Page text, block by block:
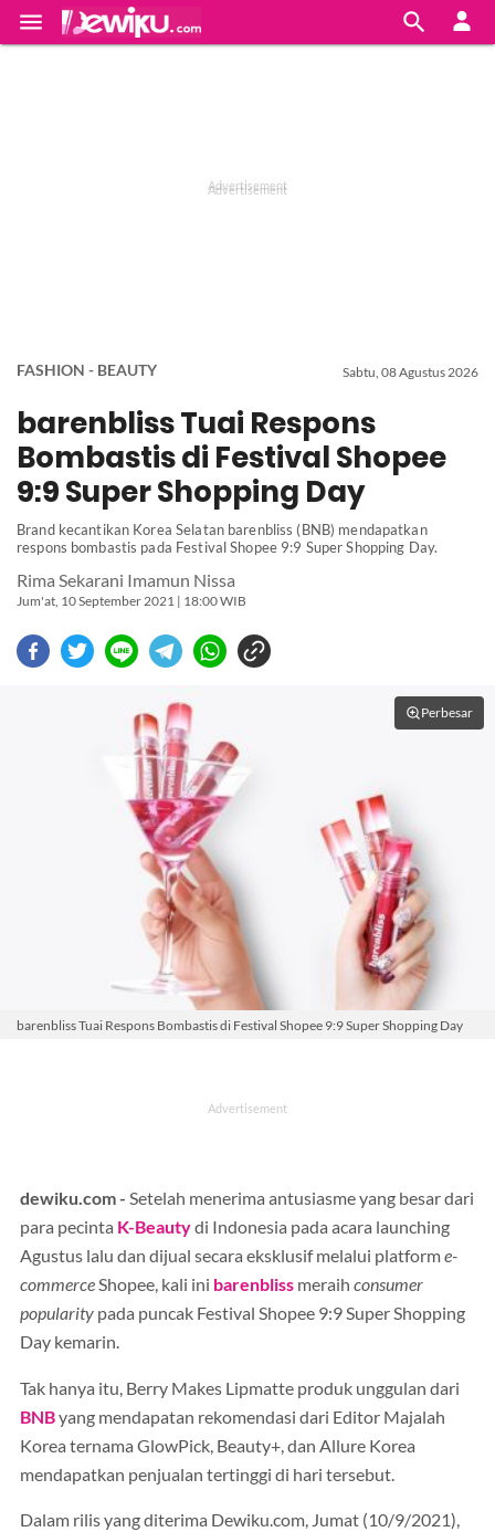
 
FASHION - BEAUTY Sabtu, 08 Agustus 2026
barenbliss Tuai Respons
Bombastis di Festival Shopee
9:9 Super Shopping Day
Brand kecantikan Korea Selatan barenbliss (BNB) mendapatkan
respons bombastis pada Festival Shopee 9:9 Super Shopping Day.
Rima Sekarani Imamun Nissa
Jum'at, 10 September 2021 | 18:00 WIB
Perbesar
barenbliss Tuai Respons Bombastis di Festival Shopee 9:9 Super Shopping Day
dewiku.com - Setelah menerima antusiasme yang besar dari
para pecinta K-Beautydi Indonesia pada acara launching
Agustus lalu dan dijual secara eksklusif melalui platforme-
commerceShopee, kali ini barenbliss meraih consumer
popularity pada puncak Festival Shopee 9:9 Super Shopping
Day kemarin.
Tak hanya itu, Berry Makes Lipmatte produk unggulan dari
BNByang mendapatan rekomendasi dari Editor Majalah
Korea ternama GlowPick, Beauty+, dan Allure Korea
mendapatkan penjualan tertinggi di hari tersebut.
Dalam rilis yang diterima Dewiku.com, Jumat (10/9/2021),